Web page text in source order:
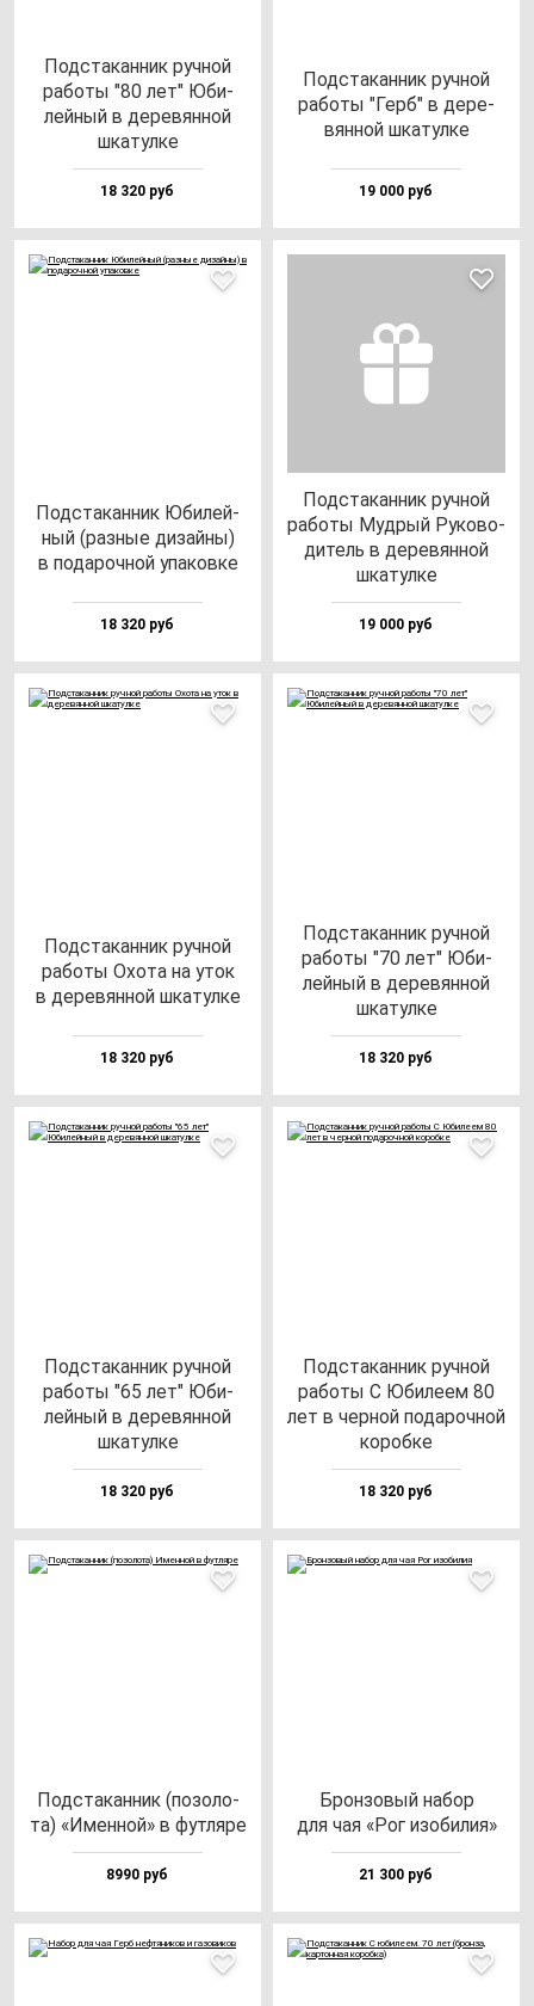
Под­ста­кан­ник руч­ной
ра­бо­ты "80 лет" Юби­
лей­ный в де­ре­вян­ной
шка­тул­ке
18 320 руб
Под­ста­кан­ник руч­ной
ра­бо­ты "Герб" в де­ре­
вян­ной шка­тул­ке
19 000 руб
Под­ста­кан­ник Юби­лей­
ный (раз­ные ди­зай­ны)
в по­да­роч­ной упа­ков­ке
18 320 руб
Под­ста­кан­ник руч­ной
ра­бо­ты Муд­рый Руко­во­
ди­тель в де­ре­вян­ной
шка­тул­ке
19 000 руб
Под­ста­кан­ник руч­ной
ра­бо­ты Охо­та на уток
в де­ре­вян­ной шка­тул­ке
18 320 руб
Под­ста­кан­ник руч­ной
ра­бо­ты "70 лет" Юби­
лей­ный в де­ре­вян­ной
шка­тул­ке
18 320 руб
Под­ста­кан­ник руч­ной
ра­бо­ты "65 лет" Юби­
лей­ный в де­ре­вян­ной
шка­тул­ке
18 320 руб
Под­ста­кан­ник руч­ной
ра­бо­ты С Юби­ле­ем 80
лет в чер­ной по­да­роч­ной
ко­роб­ке
18 320 руб
Под­ста­кан­ник (по­зо­ло­
та) «Имен­ной» в фут­ля­ре
8990 руб
Брон­зо­вый на­бор
для чая «Рог изо­би­лия»
21 300 руб